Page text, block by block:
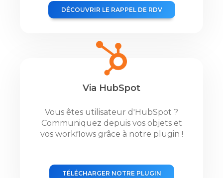
DÉCOUVRIR LE RAPPEL DE RDV
Via HubSpot
Vous êtes utilisateur d'HubSpot ?
Communiquez depuis vos objets et
vos workflows grâce à notre plugin !
TÉLÉCHARGER NOTRE PLUGIN